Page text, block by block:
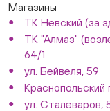
Магазины
ТК Невский (за
ТК "Алмаз"
64/1
ул. Бейвеля, 59
Краснопольский
ул. Сталеваров,